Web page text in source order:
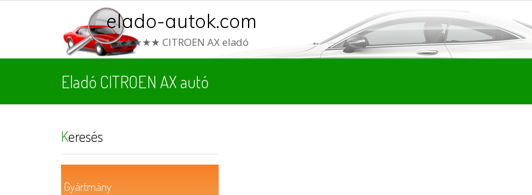
elado-autok.com
★★★★★ CITROEN AX eladó
Eladó CITROEN AX autó
Keresés
Gyártmány